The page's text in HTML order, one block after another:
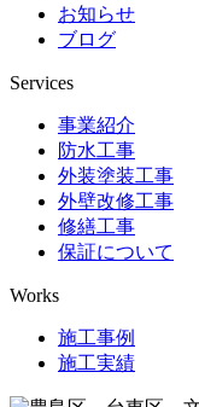
お知らせ
ブログ
Services
事業紹介
防水工事
外装塗装工事
外壁改修工事
修繕工事
保証について
Works
施工事例
施工実績